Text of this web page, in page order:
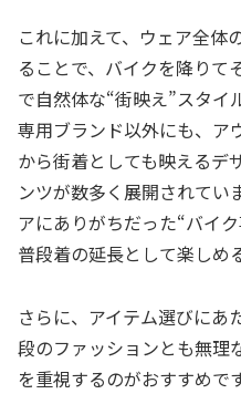
これに加えて、ウェア全体
ることで、バイクを降りて
で自然体な“街映え”スタイ
専用ブランド以外にも、ア
から街着としても映えるデ
ンツが数多く展開されてい
アにありがちだった“バイ
普段着の延長として楽しめ
さらに、アイテム選びにあ
段のファッションとも無理
を重視するのがおすすめで